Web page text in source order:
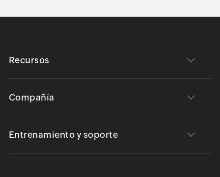
Recursos
Compañía
Entrenamiento y soporte